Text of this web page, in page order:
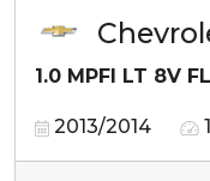
1.0 MPFI LT 8V
2013/2014